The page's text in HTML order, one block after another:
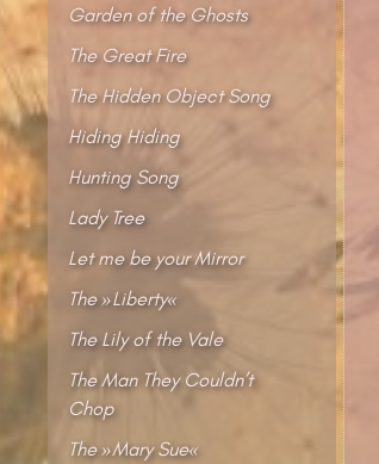
Garden of the Ghosts
The Great Fire
The Hidden Object Song
Hiding Hiding
Hunting Song
Lady Tree
Let me be your Mirror
The »Liberty«
The Lily of the Vale
The Man They Couldn’t
Chop
The »Mary Sue«